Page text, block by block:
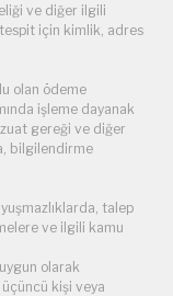
ve diğer ilgili
için kimlik, adres
olan ödeme
işleme dayanak
gereği ve diğer
bilgilendirme
talep
ve ilgili kamu
olarak
kişi veya